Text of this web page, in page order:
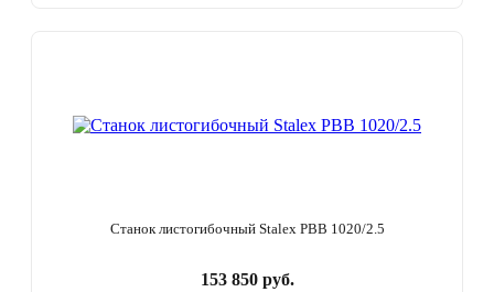
Станок листогибочный Stalex PBB 1020/2.5
153 850 руб.